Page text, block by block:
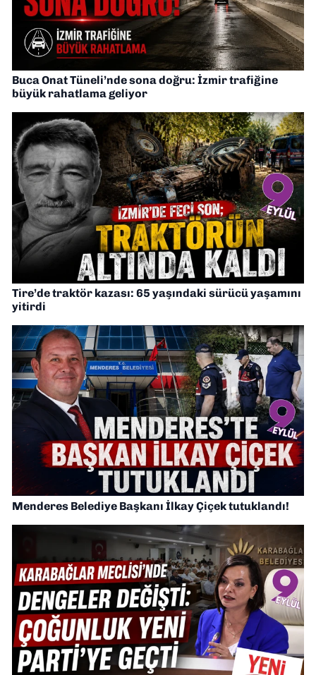
Buca Onat Tüneli’nde sona doğru: İzmir trafiğine
büyük rahatlama geliyor
Tire’de traktör kazası: 65 yaşındaki sürücü yaşamını
yitirdi
Menderes Belediye Başkanı İlkay Çiçek tutuklandı!